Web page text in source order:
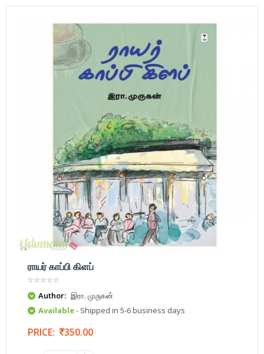
ராயர் காப்பி கிளப்
Author: இரா. முருகன்
Available- Shipped in 5-6 business days
PRICE: 350.00